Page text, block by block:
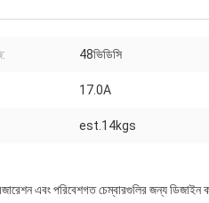
48ভিডিসি
17.0A
est.14kgs
এবং পরিবেশগত চেম্বারগুলির জন্য ডিজাইন